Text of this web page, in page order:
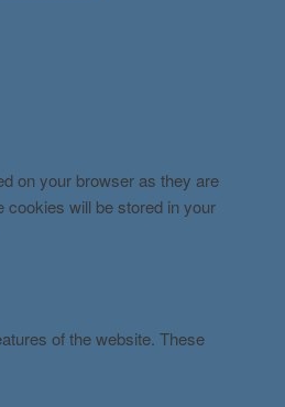
on your browser as they are
cookies will be stored in your
of the website. These